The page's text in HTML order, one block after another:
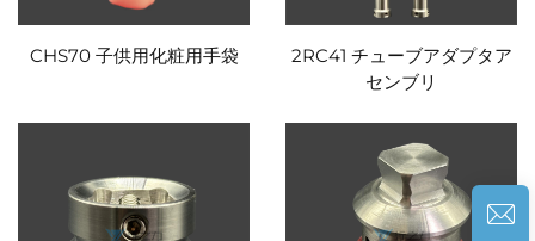
CHS70 子供用化粧用手袋
2RC41 チューブアダプタア
センブリ